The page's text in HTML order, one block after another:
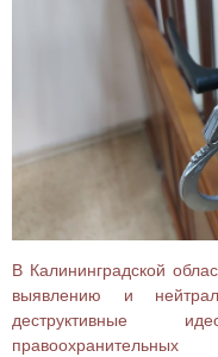
В Калининградской
выявлению и
деструктивные